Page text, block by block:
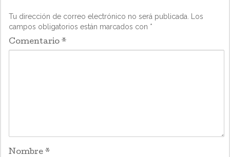
Tu dirección de correo electrónico no será publicada.
Los
campos obligatorios están marcados con *
Comentario *
Nombre *